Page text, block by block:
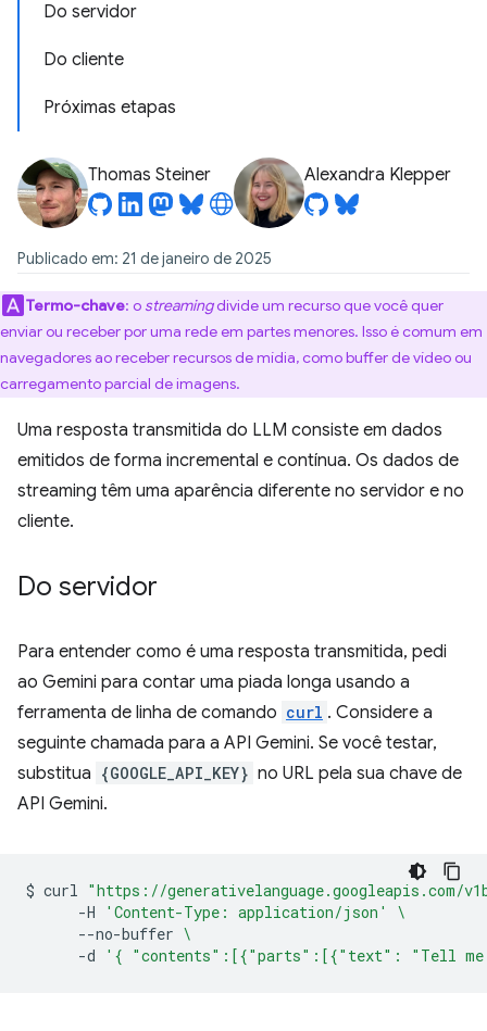
Do servidor
Do cliente
Próximas etapas
Thomas Steiner Alexandra Klepper
Publicado em: 21 de janeiro de 2025
Termo-chave: o streamingdivide um recurso que você quer
enviar ou receber por uma rede em partes menores. Isso é comum em
navegadores ao receber recursos de mídia, como buffer de vídeo ou
carregamento parcial de imagens.
Uma resposta transmitida do LLM consiste em dados
emitidos de forma incremental e contínua. Os dados de
streaming têm uma aparência diferente no servidor e no
cliente.
Do servidor
Para entender como é uma resposta transmitida, pedi
ao Gemini para contar uma piada longa usando a
ferramenta de linha de comando curl . Considere a
seguinte chamada para a API Gemini. Se você testar,
substitua {GOOGLE_API_KEY} no URL pela sua chave de
API Gemini.
$ curl "https://generativelanguage.googleapis.com/
-H
'Content-Type: application/json'
\
--no-buffer \
-d
'{ "contents":[{"parts":[{"text": "Tell